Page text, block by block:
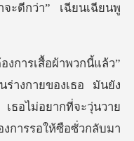
ร่างกายของเธอ มันยัง
ธอไม่อยากที่จะ